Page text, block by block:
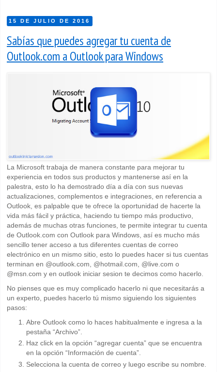
15 DE JULIO DE 2016
Sabías que puedes agregar tu cuenta de
Outlook.com a Outlook para Windows
La Microsoft trabaja de manera constante para mejorar tu
experiencia en todos sus productos y mantenerse así en la
palestra, esto lo ha demostrado día a día con sus nuevas
actualizaciones, complementos e integraciones, en referencia a
Outlook, es palpable que te ofrece la oportunidad de hacerte la
vida más fácil y práctica, haciendo tu tiempo más productivo,
además de muchas otras funciones, te permite integrar tu cuenta
de Outlook.com con Outlook para Windows, así es mucho más
sencillo tener acceso a tus diferentes cuentas de correo
electrónico en un mismo sitio, esto lo puedes hacer si tus cuentas
terminan en @outlook.com, @hotmail.com, @live.com o
@msn.com y en outlook iniciar sesion te decimos como hacerlo.
No pienses que es muy complicado hacerlo ni que necesitarás a
un experto, puedes hacerlo tú mismo siguiendo los siguientes
pasos:
Abre Outlook como lo haces habitualmente e ingresa a la
pestaña “Archivo”.
Haz click en la opción “agregar cuenta” que se encuentra
en la opción “Información de cuenta”.
Selecciona la cuenta de correo y luego escribe su nombre.